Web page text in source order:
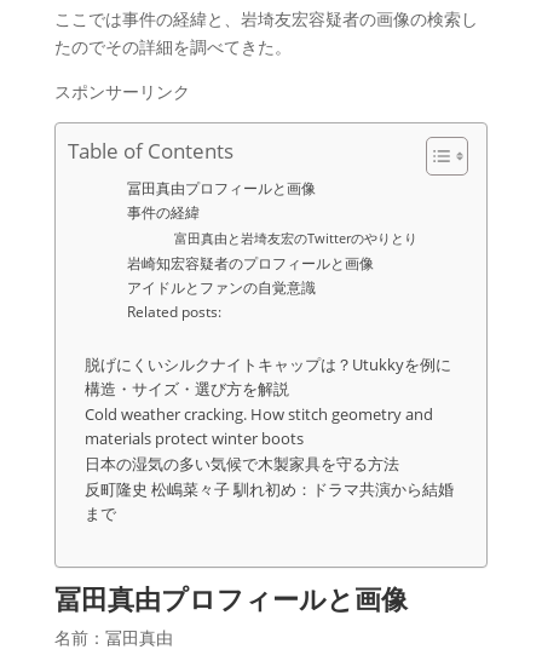
ここでは事件の経緯と、岩埼友宏容疑者の画像の検索し
たのでその詳細を調べてきた。
スポンサーリンク
Table of Contents
冨田真由プロフィールと画像
事件の経緯
富田真由と岩埼友宏のTwitterのやりとり
岩崎知宏容疑者のプロフィールと画像
アイドルとファンの自覚意識
Related posts:
脱げにくいシルクナイトキャップは？Utukkyを例に
構造・サイズ・選び方を解説
Cold weather cracking. How stitch geometry and
materials protect winter boots
日本の湿気の多い気候で木製家具を守る方法
反町隆史 松嶋菜々子 馴れ初め：ドラマ共演から結婚
まで
冨田真由プロフィールと画像
名前：冨田真由